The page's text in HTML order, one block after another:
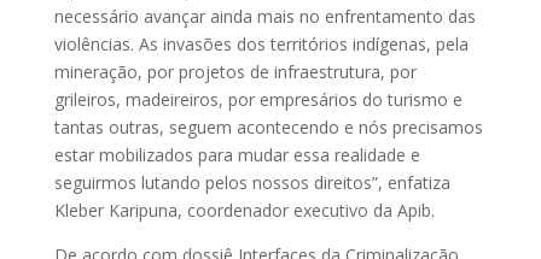
necessário avançar ainda mais no enfrentamento das
violências. As invasões dos territórios indígenas, pela
mineração, por projetos de infraestrutura, por
grileiros, madeireiros, por empresários do turismo e
tantas outras, seguem acontecendo e nós precisamos
estar mobilizados para mudar essa realidade e
seguirmos lutando pelos nossos direitos”, enfatiza
Kleber Karipuna, coordenador executivo da Apib.